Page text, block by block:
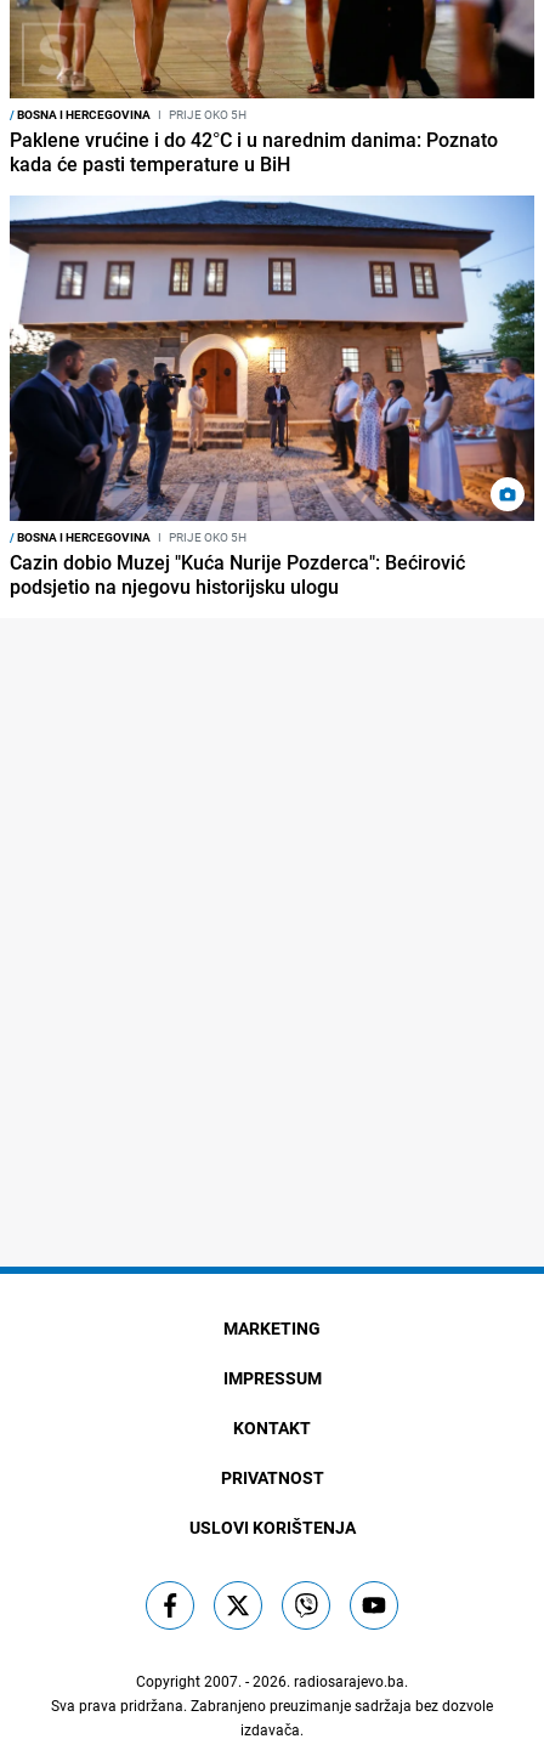
/BOSNA I HERCEGOVINA I PRIJE OKO 5H
Paklene vrućine i do 42°C i u narednim danima: Poznato
kada će pasti temperature u BiH
/BOSNA I HERCEGOVINA I PRIJE OKO 5H
Cazin dobio Muzej "Kuća Nurije Pozderca": Bećirović
podsjetio na njegovu historijsku ulogu
MARKETING
IMPRESSUM
KONTAKT
PRIVATNOST
USLOVI KORIŠTENJA
Copyright 2007. - 2026. radiosarajevo.ba.
Sva prava pridržana. Zabranjeno preuzimanje sadržaja bez dozvole
izdavača.